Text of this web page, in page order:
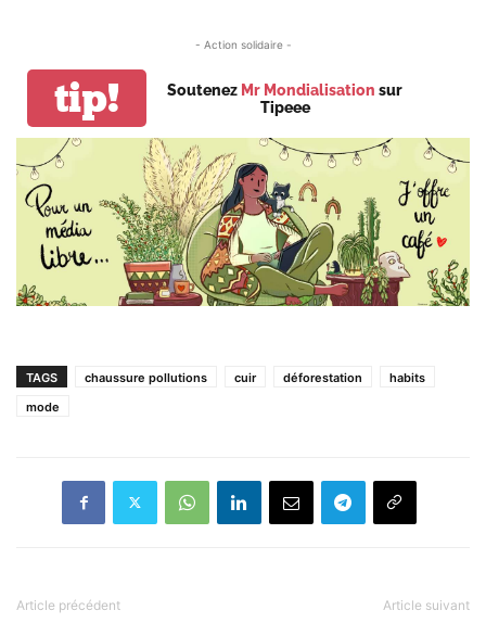
- Action solidaire -
tip! Soutenez Mr Mondialisation sur
Tipeee
TAGS chaussure pollutions cuir déforestation
habits
mode
Article précédent Article suivant